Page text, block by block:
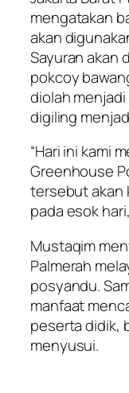
mengatakan
akan
Sayuran akan
pokcoy
diolah
digiling
“Hari ini kami
Greenhouse
tersebut akan
pada esok
Mustaqim
Palmerah
posyandu.
manfaat
peserta didik,
menyusui.